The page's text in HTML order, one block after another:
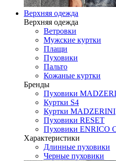
Верхняя одежда
Верхняя одежда
Ветровки
Мужские куртки
Плащи
Пуховики
Пальто
Кожаные куртки
Бренды
Пуховики
Куртки S4
Куртки MADZERINI
Пуховики RESET
Пуховики ENRICO
Характеристики
Длинные пуховики
Черные пуховики